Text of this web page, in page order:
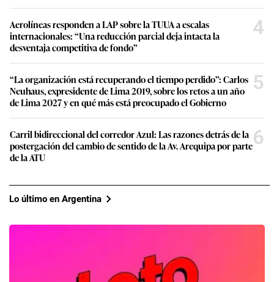
Aerolíneas responden a LAP sobre la TUUA a escalas
internacionales: “Una reducción parcial deja intacta la
desventaja competitiva de fondo”
4
“La organización está recuperando el tiempo perdido”: Carlos
Neuhaus, expresidente de Lima 2019, sobre los retos a un año
de Lima 2027 y en qué más está preocupado el Gobierno
5
Carril bidireccional del corredor Azul: Las razones detrás de la
postergación del cambio de sentido de la Av. Arequipa por parte
de la ATU
6
Lo último en Argentina